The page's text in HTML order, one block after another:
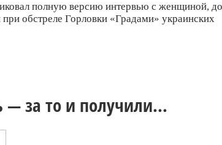
полную версию интервью с женщиной,
обстреле Горловки «Градами» украинских
— за то и получили...